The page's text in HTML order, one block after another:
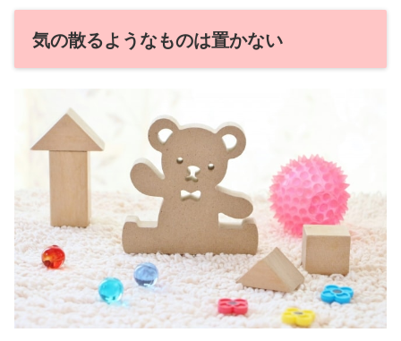
気の散るようなものは置かない